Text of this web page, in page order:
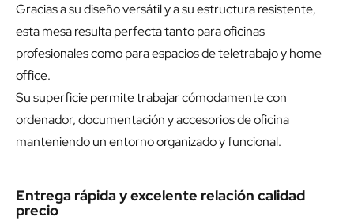
Gracias a su diseño versátil y a su estructura resistente,
esta mesa resulta perfecta tanto para oficinas
profesionales como para espacios de teletrabajo y home
office.
Su superficie permite trabajar cómodamente con
ordenador, documentación y accesorios de oficina
manteniendo un entorno organizado y funcional.
Entrega rápida y excelente relación calidad
precio